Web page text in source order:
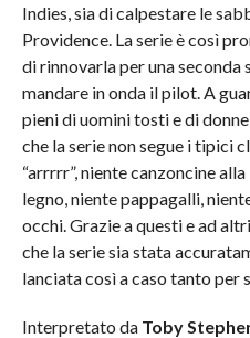
Indies, sia di calpestare le
Providence. La serie è così
di rinnovarla per una
mandare in onda il pilot. A
pieni di uomini tosti e di
che la serie non segue i tipici
“arrrrr”, niente canzoncine
legno, niente pappagalli,
occhi. Grazie a questi e ad
che la serie sia stata
lanciata così a caso tanto per
Interpretato da Toby